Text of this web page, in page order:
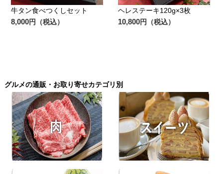
牛タン食べつくしセット
8,000円（税込）
ヘレステーキ120g×3枚
10,800円（税込）
グルメの通販・お取り寄せカテゴリ別